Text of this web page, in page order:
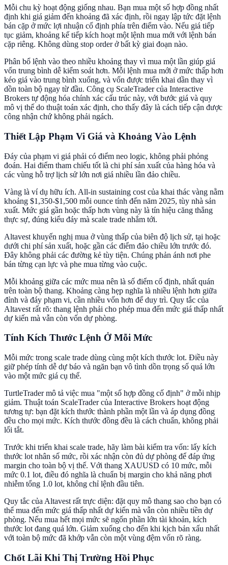
Mỗi chu kỳ hoạt động giống nhau. Bạn mua một số hợp đồng nhất
định khi giá giảm đến khoảng đã xác định, rồi ngay lập tức đặt lệnh
bán cặp ở mức lợi nhuận cố định phía trên điểm vào. Nếu giá tiếp
tục giảm, khoảng kế tiếp kích hoạt một lệnh mua mới với lệnh bán
cặp riêng. Không dùng stop order ở bất kỳ giai đoạn nào.
Phân bổ lệnh vào theo nhiều khoảng thay vì mua một lần giúp giá
vốn trung bình dễ kiểm soát hơn. Mỗi lệnh mua mới ở mức thấp hơn
kéo giá vào trung bình xuống, và vốn được triển khai dần thay vì
dồn toàn bộ ngay từ đầu. Công cụ ScaleTrader của Interactive
Brokers tự động hóa chính xác cấu trúc này, với bước giá và quy
mô vị thế do thuật toán xác định, cho thấy đây là cách tiếp cận được
công nhận chứ không phải ngách.
Thiết Lập Phạm Vi Giá và Khoảng Vào Lệnh
Đáy của phạm vi giá phải có điểm neo logic, không phải phỏng
đoán. Hai điểm tham chiếu tốt là chi phí sản xuất của hàng hóa và
các vùng hỗ trợ lịch sử lớn nơi giá nhiều lần đảo chiều.
Vàng là ví dụ hữu ích. All-in sustaining cost của khai thác vàng nằm
khoảng $1,350-$1,500 mỗi ounce tính đến năm 2025, tùy nhà sản
xuất. Mức giá gần hoặc thấp hơn vùng này là tín hiệu căng thẳng
thực sự, đúng kiểu đáy mà scale trade nhắm tới.
Altavest khuyến nghị mua ở vùng thấp của biên độ lịch sử, tại hoặc
dưới chi phí sản xuất, hoặc gần các điểm đảo chiều lớn trước đó.
Đây không phải các đường kẻ tùy tiện. Chúng phản ánh nơi phe
bán từng cạn lực và phe mua từng vào cuộc.
Mỗi khoảng giữa các mức mua nên là số điểm cố định, nhất quán
trên toàn bộ thang. Khoảng càng hẹp nghĩa là nhiều lệnh hơn giữa
đỉnh và đáy phạm vi, cần nhiều vốn hơn để duy trì. Quy tắc của
Altavest rất rõ: thang lệnh phải cho phép mua đến mức giá thấp nhất
dự kiến mà vẫn còn vốn dự phòng.
Tính Kích Thước Lệnh Ở Mỗi Mức
Mỗi mức trong scale trade dùng cùng một kích thước lot. Điều này
giữ phép tính dễ dự báo và ngăn bạn vô tình dồn trọng số quá lớn
vào một mức giá cụ thể.
TurtleTrader mô tả việc mua "một số hợp đồng cố định" ở mỗi nhịp
giảm. Thuật toán ScaleTrader của Interactive Brokers hoạt động
tương tự: bạn đặt kích thước thành phần một lần và áp dụng đồng
đều cho mọi mức. Kích thước đồng đều là cách chuẩn, không phải
lối tắt.
Trước khi triển khai scale trade, hãy làm bài kiểm tra vốn: lấy kích
thước lot nhân số mức, rồi xác nhận còn đủ dự phòng để đáp ứng
margin cho toàn bộ vị thế. Với thang XAUUSD có 10 mức, mỗi
mức 0.1 lot, điều đó nghĩa là chuẩn bị margin cho khả năng phơi
nhiễm tổng 1.0 lot, không chỉ lệnh đầu tiên.
Quy tắc của Altavest rất trực diện: đặt quy mô thang sao cho bạn có
thể mua đến mức giá thấp nhất dự kiến mà vẫn còn nhiều tiền dự
phòng. Nếu mua hết mọi mức sẽ ngốn phần lớn tài khoản, kích
thước lot đang quá lớn. Giảm xuống cho đến khi kịch bản xấu nhất
với toàn bộ mức đã khớp vẫn còn một vùng đệm vốn rõ ràng.
Chốt Lãi Khi Thị Trường Hồi Phục